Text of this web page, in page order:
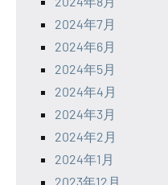
2024年7月
2024年6月
2024年5月
2024年4月
2024年3月
2024年2月
2024年1月
2023年12月